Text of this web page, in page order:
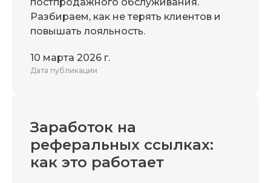
Разбираем, как не терять клиентов и
повышать лояльность.
10 марта 2026 г.
Дата публикации
Заработок на
реферальных ссылках:
как это работает